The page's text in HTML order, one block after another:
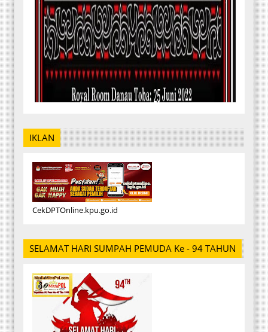
IKLAN
CekDPTOnline.kpu.go.id
SELAMAT HARI SUMPAH PEMUDA Ke - 94 TAHUN